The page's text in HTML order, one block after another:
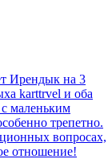
Ирендык на 3
karttrvel и оба
маленьким
трепетно.
вопросах,
отношение!